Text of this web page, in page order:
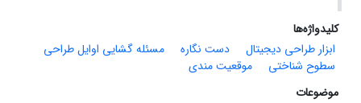
کلیدواژه‌ها
ابزار طراحی دیجیتال
دست نگاره
مسئله گشایی اوایل طراحی
سطوح شناختی
موقعیت مندی
موضوعات